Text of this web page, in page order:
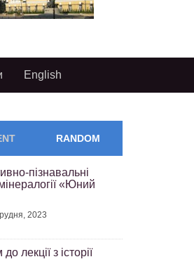
English
RANDOM
пізнавальні
«Юний
2023
лекції з історії